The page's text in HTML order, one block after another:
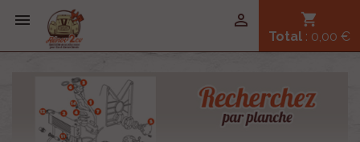
 shopping_cart
Total : 0,00 €
